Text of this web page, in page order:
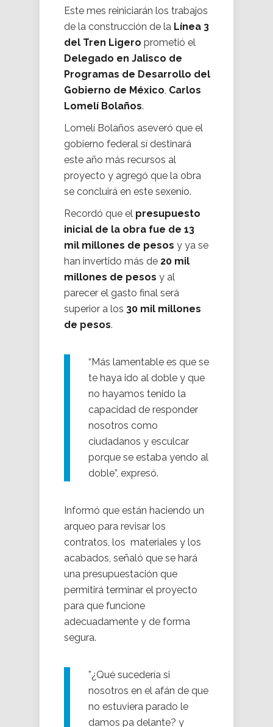
Este mes reiniciarán los trabajos
de la construcción de la Línea 3
del Tren Ligero prometió el
Delegado en Jalisco de
Programas de Desarrollo del
Gobierno de México, Carlos
Lomelí Bolaños.
Lomelí Bolaños aseveró que el
gobierno federal sí destinará
este año más recursos al
proyecto y agregó que la obra
se concluirá en este sexenio.
Recordó que el presupuesto
inicial de la obra fue de 13
mil millones de pesos y ya se
han invertido más de 20 mil
millones de pesos y al
parecer el gasto final será
superior a los 30 mil millones
de pesos.
“Más lamentable es que se
te haya ido al doble y que
no hayamos tenido la
capacidad de responder
nosotros como
ciudadanos y esculcar
porque se estaba yendo al
doble”, expresó.
Informó que están haciendo un
arqueo para revisar los
contratos, los materiales y los
acabados, señaló que se hará
una presupuestación que
permitirá terminar el proyecto
para que funcione
adecuadamente y de forma
segura.
”¿Qué sucedería si
nosotros en el afán de que
no estuviera parado le
damos pa delante? y